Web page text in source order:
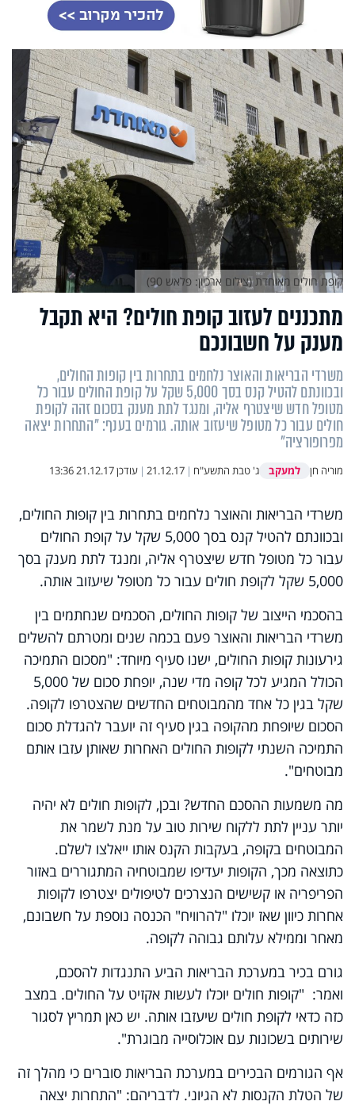
מתכננים לעזוב קופת חולים? היא תקבל
מענק על חשבונכם
משרדי הבריאות והאוצר נלחמים בתחרות בין קופות החולים,
ובכוונתם להטיל קנס בסך 5,000 שקל על קופת החולים עבור כל
מטופל חדש שיצטרף אליה, ומנגד לתת מענק בסכום זהה לקופת
חולים עבור כל מטופל שיעזוב אותה. גורמים בענף: "התחרות יצאה
מפרופורציה"
מוריה חן למעקב ג' טבת התשע"ח |
21.12.17
| עודכן21.12.17 13:36
קופת חולים מאוחדת (צילום ארכיון: פלאש 90)
משרדי הבריאות והאוצר נלחמים בתחרות בין קופות החולים,
ובכוונתם להטיל קנס בסך 5,000 שקל על קופת החולים
עבור כל מטופל חדש שיצטרף אליה, ומנגד לתת מענק בסך
5,000 שקל לקופת חולים עבור כל מטופל שיעזוב אותה.
בהסכמי הייצוב של קופות החולים, הסכמים שנחתמים בין
משרדי הבריאות והאוצר פעם בכמה שנים ומטרתם להשלים
גירעונות קופות החולים, ישנו סעיף מיוחד: "מסכום התמיכה
הכולל המגיע לכל קופה מדי שנה, יופחת סכום של 5,000
שקל בגין כל אחד מהמבוטחים החדשים שהצטרפו לקופה.
הסכום שיופחת מהקופה בגין סעיף זה יועבר להגדלת סכום
התמיכה השנתי לקופות החולים האחרות שאותן עזבו אותם
מבוטחים".
מה משמעות ההסכם החדש? ובכן, לקופות חולים לא יהיה
יותר עניין לתת ללקוח שירות טוב על מנת לשמר את
המבוטחים בקופה, בעקבות הקנס אותו ייאלצו לשלם.
כתוצאה מכך, הקופות יעדיפו שמבוטחיה המתגוררים באזור
הפריפריה או קשישים הנצרכים לטיפולים יצטרפו לקופות
אחרות כיוון שאז יוכלו "להרוויח" הכנסה נוספת על חשבונם,
מאחר וממילא עלותם גבוהה לקופה.
גורם בכיר במערכת הבריאות הביע התנגדות להסכם,
ואמר: "קופות חולים יוכלו לעשות אקזיט על החולים. במצב
כזה כדאי לקופת חולים שיעזבו אותה. יש כאן תמריץ לסגור
שירותים בשכונות עם אוכלוסייה מבוגרת".
אף הגורמים הבכירים במערכת הבריאות סוברים כי מהלך זה
של הטלת הקנסות לא הגיוני. לדבריהם: "התחרות יצאה